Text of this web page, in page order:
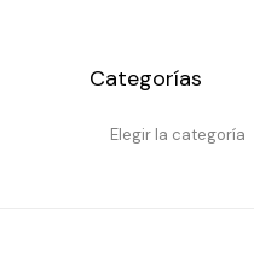
Categorías
Categorías